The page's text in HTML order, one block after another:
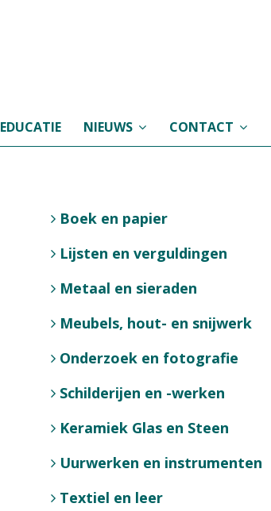
EDUCATIE NIEUWS CONTACT
Boek en papier
Lijsten en verguldingen
Metaal en sieraden
Meubels, hout- en snijwerk
Onderzoek en fotografie
Schilderijen en -werken
Keramiek Glas en Steen
Uurwerken en instrumenten
Textiel en leer